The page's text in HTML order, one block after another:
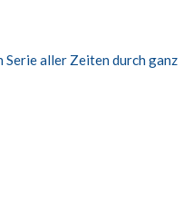
aller Zeiten durch ganz